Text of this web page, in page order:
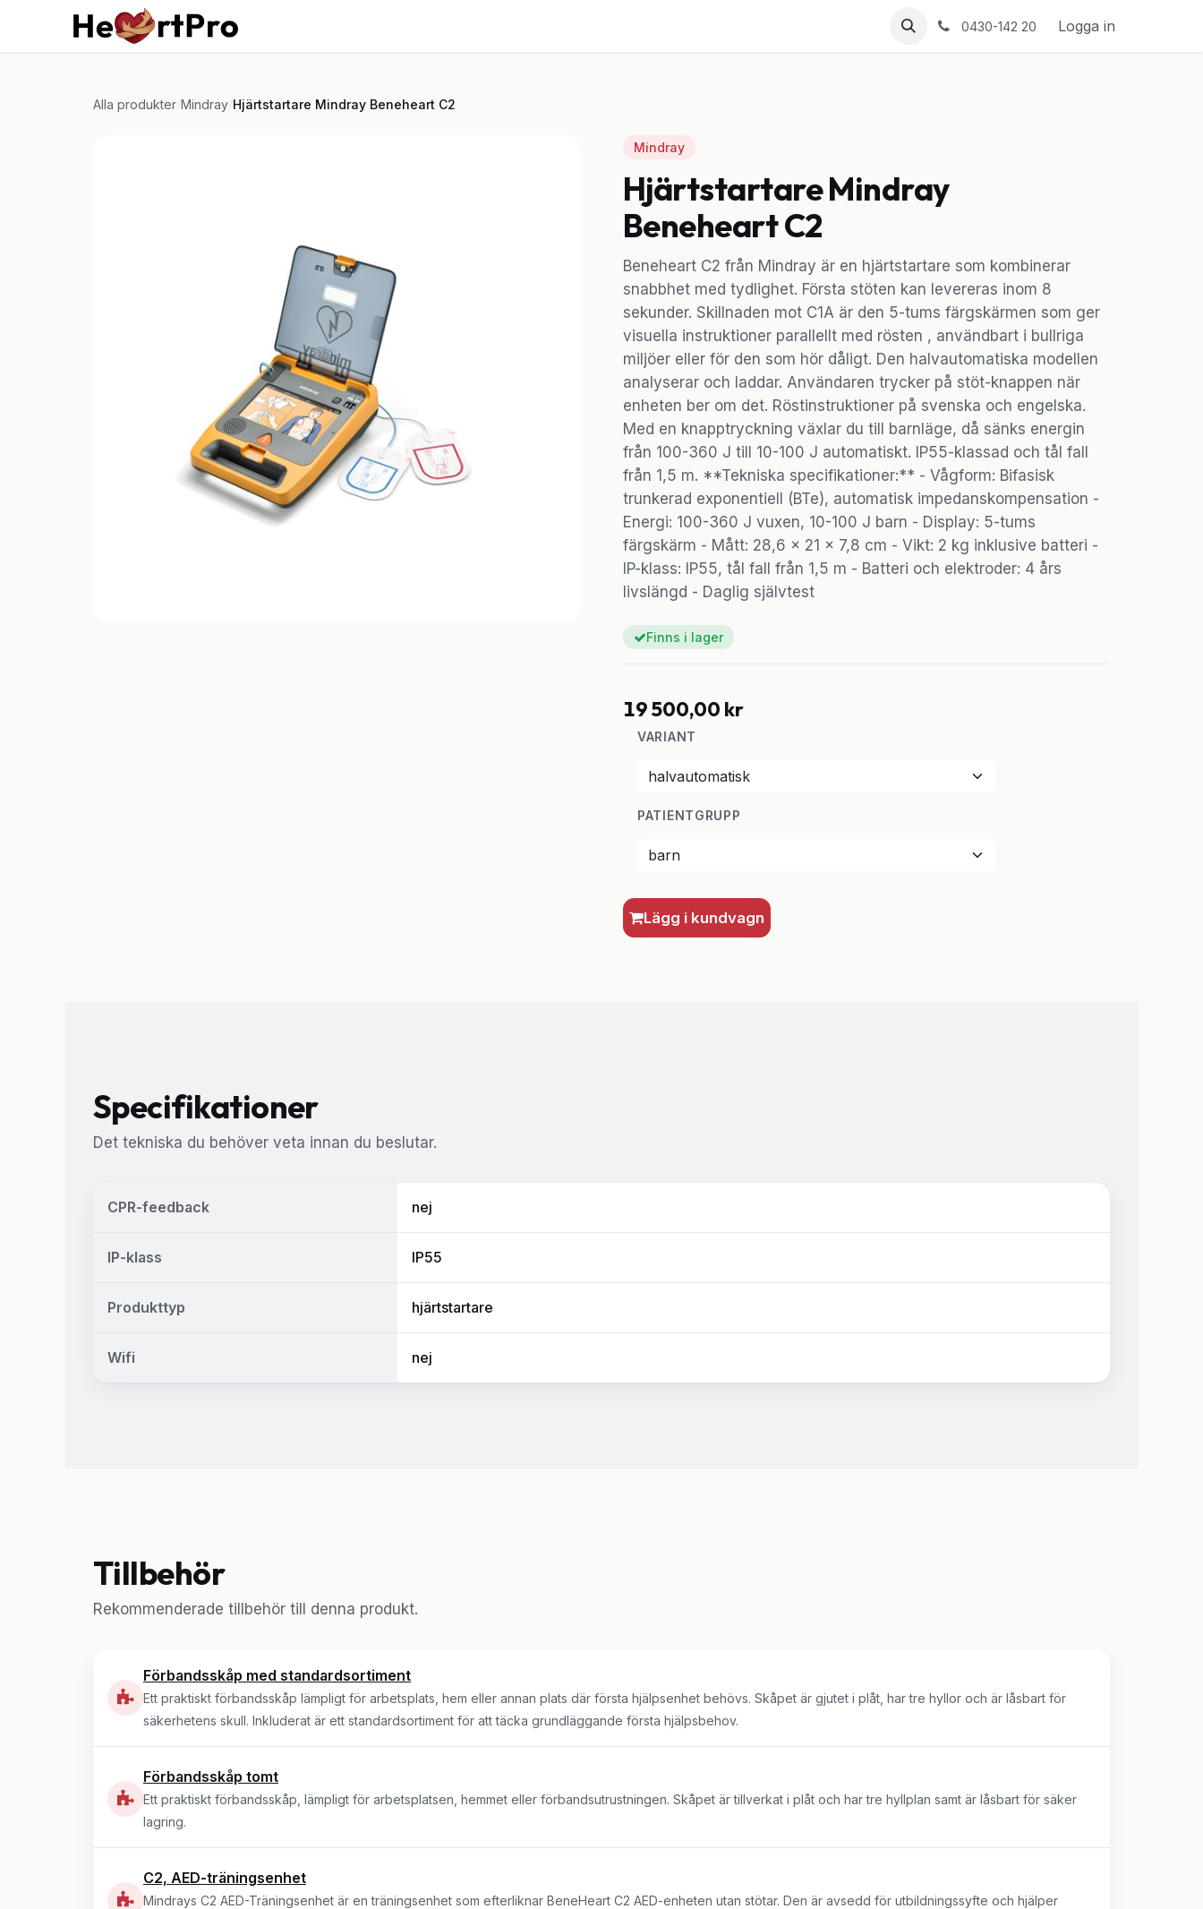
Hoppa till innehållet
0430-142 20 Logga in
Alla produkter Mindray Hjärtstartare Mindray Beneheart C2
Mindray
Hjärtstartare Mindray
Beneheart C2
Beneheart C2 från Mindray är en hjärtstartare som kombinerar
snabbhet med tydlighet. Första stöten kan levereras inom 8
sekunder. Skillnaden mot C1A är den 5-tums färgskärmen som ger
visuella instruktioner parallellt med rösten , användbart i bullriga
miljöer eller för den som hör dåligt. Den halvautomatiska modellen
analyserar och laddar. Användaren trycker på stöt-knappen när
enheten ber om det. Röstinstruktioner på svenska och engelska.
Med en knapptryckning växlar du till barnläge, då sänks energin
från 100-360 J till 10-100 J automatiskt. IP55-klassad och tål fall
från 1,5 m. **Tekniska specifikationer:** - Vågform: Bifasisk
trunkerad exponentiell (BTe), automatisk impedanskompensation -
Energi: 100-360 J vuxen, 10-100 J barn - Display: 5-tums
färgskärm - Mått: 28,6 x 21 x 7,8 cm - Vikt: 2 kg inklusive batteri -
IP-klass: IP55, tål fall från 1,5 m - Batteri och elektroder: 4 års
livslängd - Daglig självtest
Finns i lager
19 500,00 kr
VARIANT
PATIENTGRUPP
Lägg i kundvagn
Specifikationer
Det tekniska du behöver veta innan du beslutar.
CPR-feedback nej
IP-klass IP55
Produkttyp hjärtstartare
Wifi nej
Tillbehör
Rekommenderade tillbehör till denna produkt.
Förbandsskåp med standardsortiment
Ett praktiskt förbandsskåp lämpligt för arbetsplats, hem eller annan plats där första hjälpsenhet behövs. Skåpet är gjutet i plåt, har tre hyllor och är låsbart för
säkerhetens skull. Inkluderat är ett standardsortiment för att täcka grundläggande första hjälpsbehov.
Förbandsskåp tomt
Ett praktiskt förbandsskåp, lämpligt för arbetsplatsen, hemmet eller förbandsutrustningen. Skåpet är tillverkat i plåt och har tre hyllplan samt är låsbart för säker
lagring.
C2, AED-träningsenhet
Mindrays C2 AED-Träningsenhet är en träningsenhet som efterliknar BeneHeart C2 AED-enheten utan stötar. Den är avsedd för utbildningssyfte och hjälper